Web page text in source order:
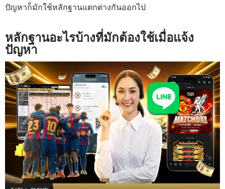
ปัญหาก็มักใช้หลักฐานแตกต่างกันออกไป
หลักฐานอะไรบ้างที่มักต้องใช้เมื่อแจ้ง
ปัญหา